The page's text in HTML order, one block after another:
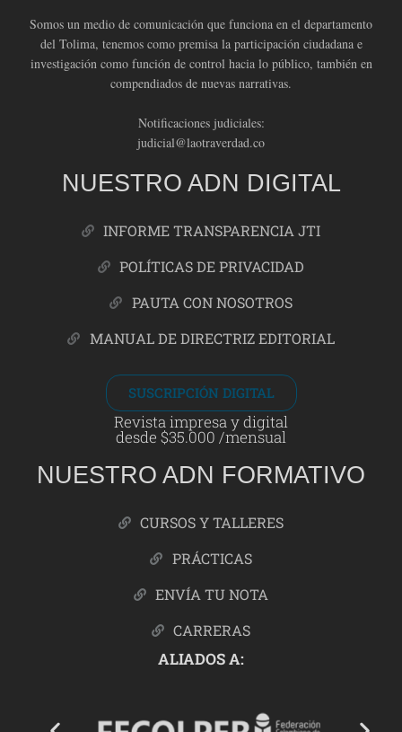
Somos un medio de comunicación que funciona en el departamento
del Tolima, tenemos como premisa la participación ciudadana e
investigación como función de control hacia lo público, también en
compendiados de nuevas narrativas.
Notificaciones judiciales:
judicial@laotraverdad.co
NUESTRO ADN DIGITAL
INFORME TRANSPARENCIA JTI
POLÍTICAS DE PRIVACIDAD
PAUTA CON NOSOTROS
MANUAL DE DIRECTRIZ EDITORIAL
SUSCRIPCIÓN DIGITAL
Revista impresa y digital
desde $35.000 /mensual
NUESTRO ADN FORMATIVO
CURSOS Y TALLERES
PRÁCTICAS
ENVÍA TU NOTA
CARRERAS
ALIADOS A: